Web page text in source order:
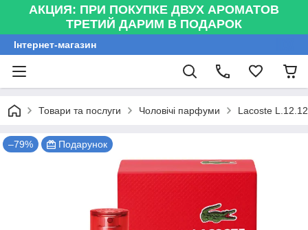
АКЦИЯ: ПРИ ПОКУПКЕ ДВУХ АРОМАТОВ
ТРЕТИЙ ДАРИМ В ПОДАРОК
Інтернет-магазин
Товари та послуги Чоловічі парфуми Lacoste
–79% Подарунок